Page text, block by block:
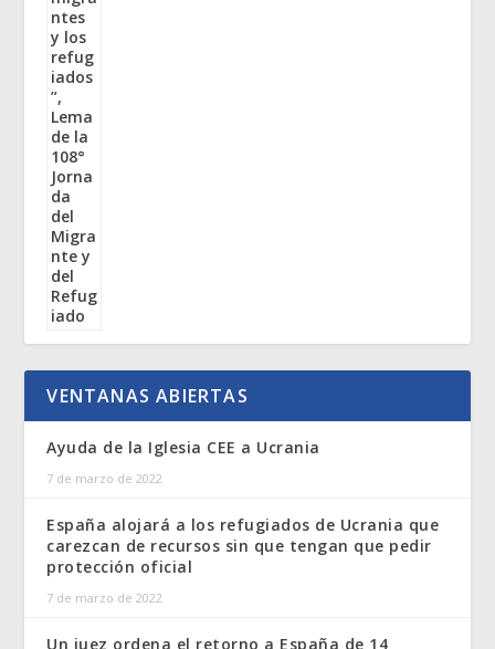
VENTANAS ABIERTAS
Ayuda de la Iglesia CEE a Ucrania
7 de marzo de 2022
España alojará a los refugiados de Ucrania que
carezcan de recursos sin que tengan que pedir
protección oficial
7 de marzo de 2022
Un juez ordena el retorno a España de 14